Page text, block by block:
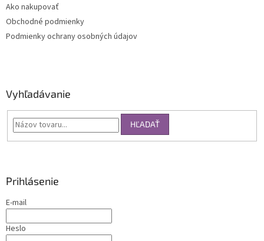
Ako nakupovať
Obchodné podmienky
Podmienky ochrany osobných údajov
Vyhľadávanie
HĽADAŤ
Prihlásenie
E-mail
Heslo